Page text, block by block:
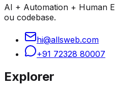
AI + Automation + Human
ou codebase.
hi@allsweb.com
+91 72328 80007
Explorer